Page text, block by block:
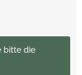
bitte die